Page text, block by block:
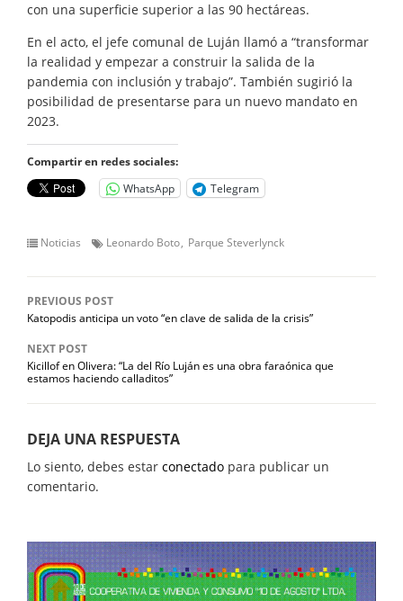
con una superficie superior a las 90 hectáreas.
En el acto, el jefe comunal de Luján llamó a “transformar
la realidad y empezar a construir la salida de la
pandemia con inclusión y trabajo”. También sugirió la
posibilidad de presentarse para un nuevo mandato en
2023.
Compartir en redes sociales:
WhatsApp
Telegram
Noticias Leonardo Boto Parque Steverlynck
PREVIOUS POST
Katopodis anticipa un voto “en clave de salida de la crisis”
NEXT POST
Kicillof en Olivera: “La del Río Luján es una obra faraónica que
estamos haciendo calladitos”
DEJA UNA RESPUESTA
Lo siento, debes estar conectado para publicar un
comentario.